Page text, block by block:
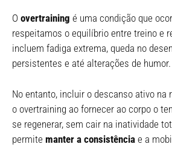
O overtraining é uma condição que
respeitamos o equilíbrio entre treino e
incluem fadiga extrema, queda no
persistentes e até alterações de humor.
No entanto, incluir o descanso ativo na
o overtraining ao fornecer ao corpo o
se regenerar, sem cair na inatividade
permite manter a consistência e a